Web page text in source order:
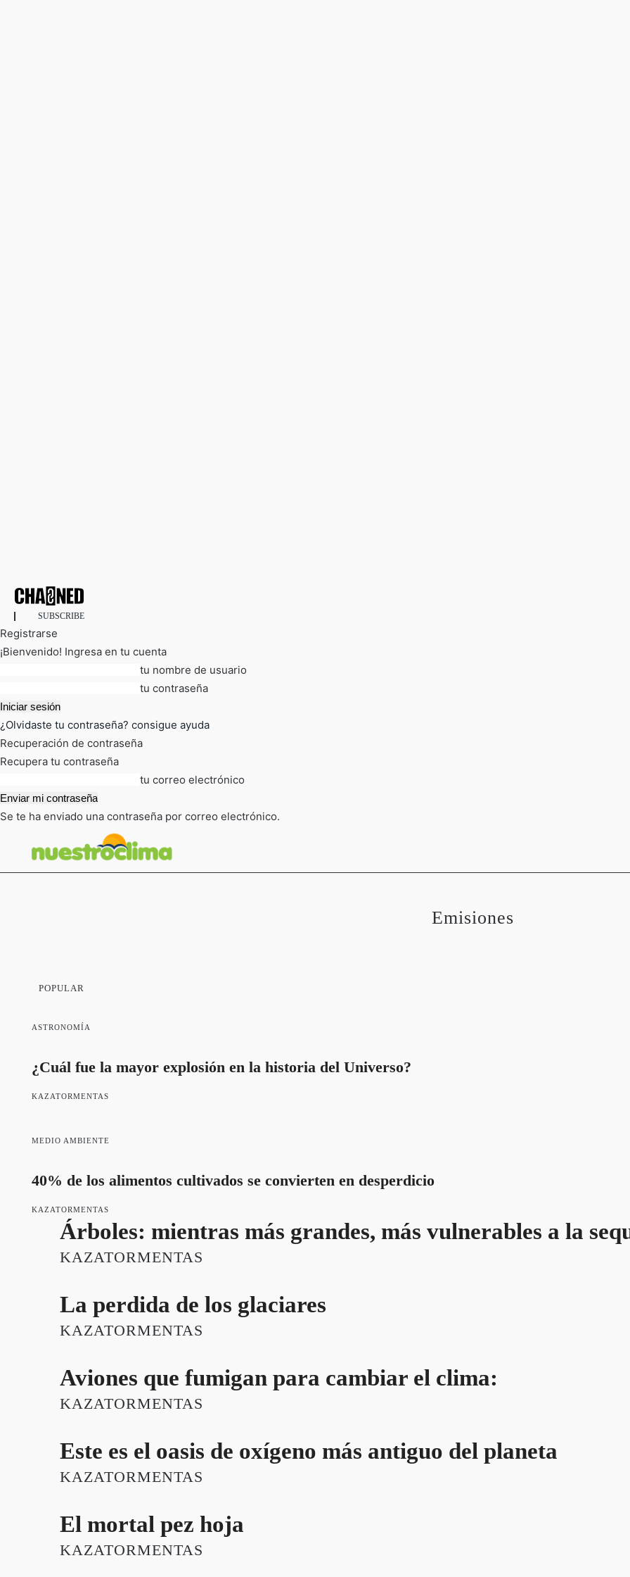
SUBSCRIBE
Registrarse
¡Bienvenido! Ingresa en tu cuenta
tu nombre de usuario
tu contraseña
¿Olvidaste tu contraseña? consigue ayuda
Recuperación de contraseña
Recupera tu contraseña
tu correo electrónico
Se te ha enviado una contraseña por correo electrónico.
Emisiones
POPULAR
ASTRONOMÍA
¿Cuál fue la mayor explosión en la historia del Universo?
KAZATORMENTAS
MEDIO AMBIENTE
40% de los alimentos cultivados se convierten en desperdicio
KAZATORMENTAS
Árboles: mientras más grandes, más vulnerables a la
KAZATORMENTAS
La perdida de los glaciares
KAZATORMENTAS
Aviones que fumigan para cambiar el clima:
KAZATORMENTAS
Este es el oasis de oxígeno más antiguo del planeta
KAZATORMENTAS
El mortal pez hoja
KAZATORMENTAS